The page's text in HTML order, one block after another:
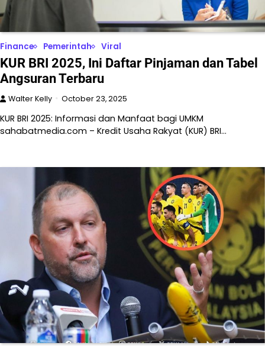
Finance Pemerintah Viral
KUR BRI 2025, Ini Daftar Pinjaman dan Tabel
Angsuran Terbaru
Walter Kelly October 23, 2025
KUR BRI 2025: Informasi dan Manfaat bagi UMKM
sahabatmedia.com – Kredit Usaha Rakyat (KUR) BRI…